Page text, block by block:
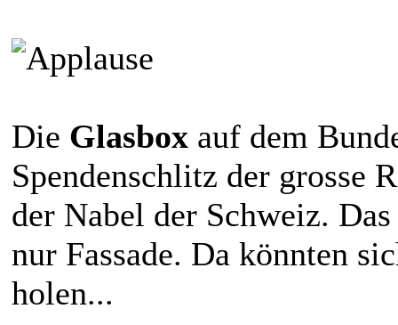
Die Glasbox auf dem
Spendenschlitz der grosse
der Nabel der Schweiz.
nur Fassade. Da könnten
holen...